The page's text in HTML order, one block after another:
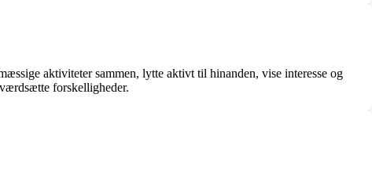
aktiviteter sammen, lytte aktivt til hinanden, vise interesse og
forskelligheder.